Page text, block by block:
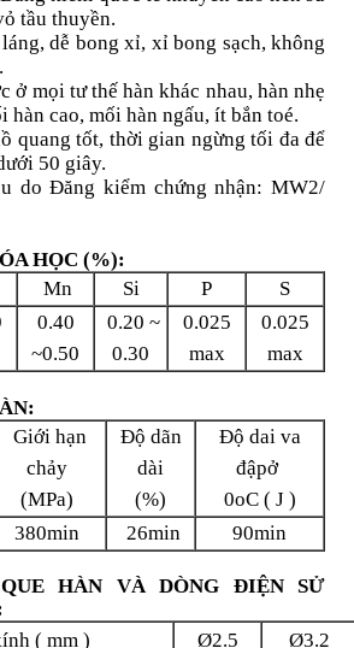
tầu thuyền.
dễ bong xỉ, xỉ bong sạch, không
ở mọi tư thế hàn khác nhau, hàn nhẹ
hàn cao, mối hàn ngấu, ít bắn toé.
quang tốt, thời gian ngừng tối đa để
50 giây.
do Đăng kiểm chứng nhận: MW2/
HỌC (%):
Mn Si P S
0.40
~0.50
0.20 ~
0.30
0.025
max
0.025
max
Giới hạn
chảy
(MPa)
Độ dãn
dài
(%)
Độ dai va
đậpở
0oC ( J )
380min 26min 90min
HÀN VÀ DÒNG ĐIỆN SỬ
( mm )
Ø2.5
Ø3.2